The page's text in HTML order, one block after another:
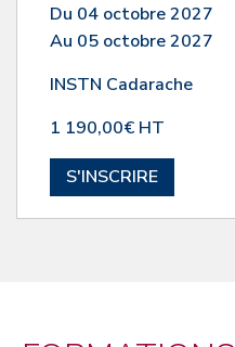
Du 04 octobre 2027
Au 05 octobre 2027
INSTN Cadarache
1 190,00€ HT
S'INSCRIRE